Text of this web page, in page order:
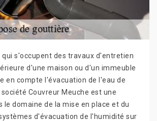
qui s'occupent des travaux d'entretien
d'une maison ou d'un immeuble
en compte l'évacuation de l'eau de
Couvreur Meuche est une
le domaine de la mise en place et du
d'évacuation de l'humidité sur